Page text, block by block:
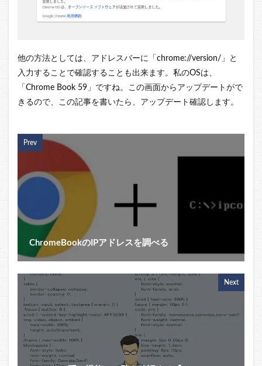
他の方法としては、アドレスバーに「chrome://version/」と
入力することで確認することも出来ます。私のOSは、
「Chrome Book 59」ですね。この画面からアップデートがで
きるので、この記事を書いたら、アップデート確認します。
Prev
ChromeBookのIPアドレスを調べる
Next